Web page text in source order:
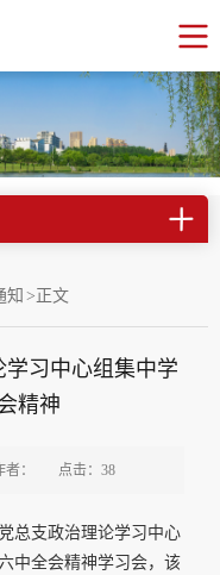
知 >正文
习中心组集中学
精神
者： 点击： 38
总支政治理论学习中心
中全会精神学习会，该